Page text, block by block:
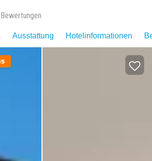
Ausstattung Hotelinformationen